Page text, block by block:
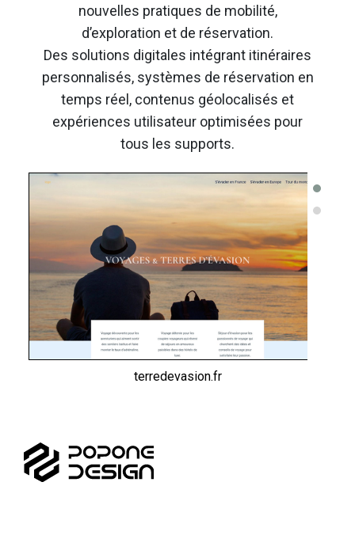
nouvelles pratiques de mobilité,
d’exploration et de réservation.
Des solutions digitales intégrant itinéraires
personnalisés, systèmes de réservation en
temps réel, contenus géolocalisés et
expériences utilisateur optimisées pour
tous les supports.
terredevasion.fr